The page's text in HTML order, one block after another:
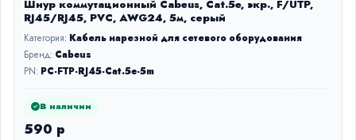
Шнур коммутационный Cabeus, Cat.5e, экр., F/UTP,
RJ45/RJ45, PVC, AWG24, 5м, серый
Категория: Кабель нарезной для сетевого оборудования
Бренд: Cabeus
PN: PC-FTP-RJ45-Cat.5e-5m
В наличии
590 р